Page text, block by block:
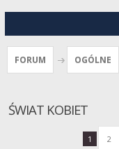
FORUM OGÓLNE
ŚWIAT KOBIET
1 2